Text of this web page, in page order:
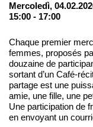
Mercoledì,
15:00 - 17:00
Chaque premier
femmes, proposés
douzaine de
sortant d’un Café-
partage est une
amie, une fille, une
Une participation de
en envoyant un